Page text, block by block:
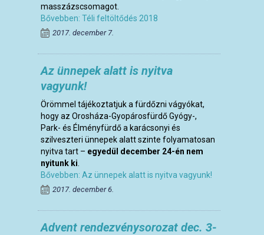
masszázscsomagot.
Bővebben: Téli feltöltődés 2018
2017. december 7.
Az ünnepek alatt is nyitva
vagyunk!
Örömmel tájékoztatjuk a fürdőzni vágyókat,
hogy az Orosháza-Gyopárosfürdő Gyógy-,
Park- és Élményfürdő a karácsonyi és
szilveszteri ünnepek alatt szinte folyamatosan
nyitva tart – egyedül december 24-én nem
nyitunk ki
Bővebben: Az ünnepek alatt is nyitva vagyunk!
2017. december 6.
Advent rendezvénysorozat dec. 3-